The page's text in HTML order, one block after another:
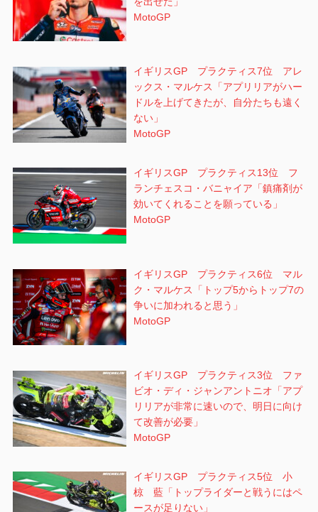
MotoGP
イギリスGP プラクティス7位 アレ
ックス・マルケス「アプリリアがハー
ドルを上げてきたが、自分たちも遠く
ない」
MotoGP
イギリスGP プラクティス13位 フ
ランチェスコ・バニャイア「鎮痛剤が
効いてくれることを願っている」
MotoGP
イギリスGP プラクティス6位 マル
ク・マルケス「トップ5からトップ7の
争いに加われると思う」
MotoGP
イギリスGP プラクティス3位 ファ
ビオ・ディ・ジャンアントニオ「アプ
リリアが非常に速いので、明日に向け
て改善が必要」
MotoGP
イギリスGP プラクティス5位 小
椋 藍「トップライダーと戦うにはペ
ースが足りない」